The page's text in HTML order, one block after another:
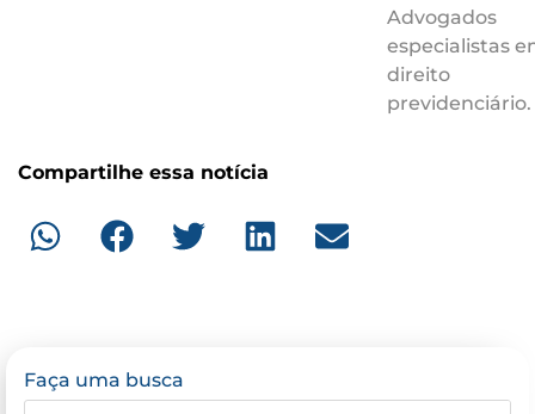
Advogados
especialistas
direito
previdenciário.
Compartilhe essa notícia
Faça uma busca